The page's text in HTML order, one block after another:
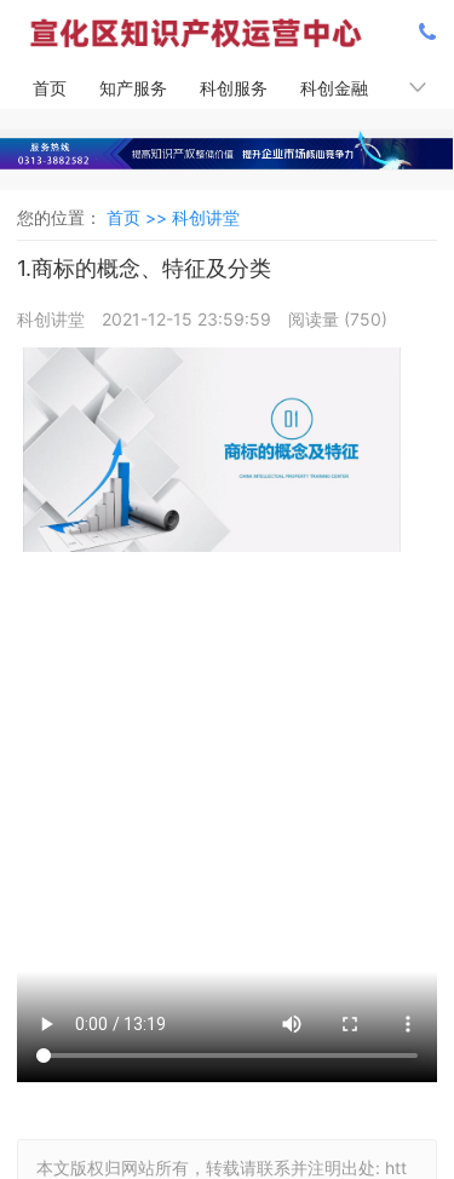
首页 知产服务 科创服务 科创金融 知产课
您的位置： 首页 >> 科创讲堂
1.商标的概念、特征及分类
科创讲堂 2021-12-15 23:59:59 阅读量 (750)
本文版权归网站所有，转载请联系并注明出处: htt